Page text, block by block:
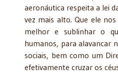
aeronáutica respeita a lei
vez mais alto. Que ele
melhor e sublinhar o
humanos, para alavancar
sociais, bem como um
efetivamente cruzar os